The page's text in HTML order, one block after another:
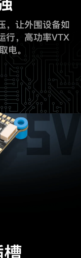
，让外围设备如
行，高功率VTX
电。